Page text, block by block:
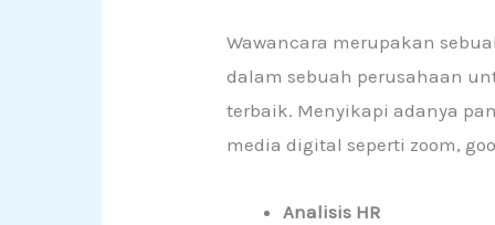
Wawancara merupakan
dalam sebuah perusahaan
terbaik. Menyikapi adanya
media digital seperti zoom,
Analisis HR